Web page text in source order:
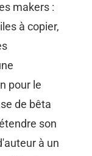
makers :
à copier,
pour le
de bêta
son
à un